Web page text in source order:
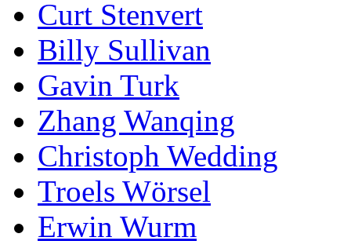
Curt Stenvert
Billy Sullivan
Gavin Turk
Zhang Wanqing
Christoph Wedding
Troels Wörsel
Erwin Wurm